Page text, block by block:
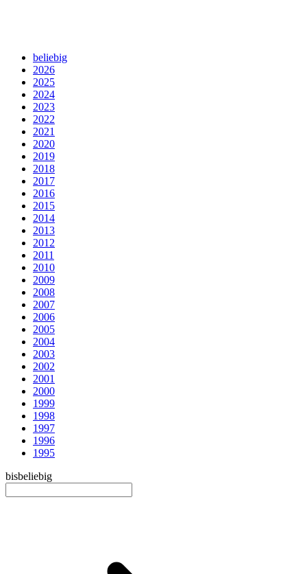
beliebig
2026
2025
2024
2023
2022
2021
2020
2019
2018
2017
2016
2015
2014
2013
2012
2011
2010
2009
2008
2007
2006
2005
2004
2003
2002
2001
2000
1999
1998
1997
1996
1995
bisbeliebig